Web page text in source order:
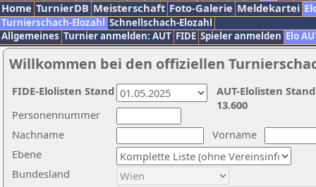
Home TurnierDB Meisterschaft Foto-Galerie Meldekartei
Turnierschach-Elozahl Schnellschach-Elozahl
Allgemeines Turnier anmelden: AUT FIDE Spieler anmelden Elo
Willkommen bei den offiziellen
Nachname
Vorname
Ebene
Personennummer
Bundesland
AUT-Elolisten
13.600
FIDE-Elolisten Stand